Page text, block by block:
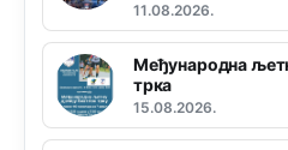
11.08.2026.
Међународна
трка
15.08.2026.